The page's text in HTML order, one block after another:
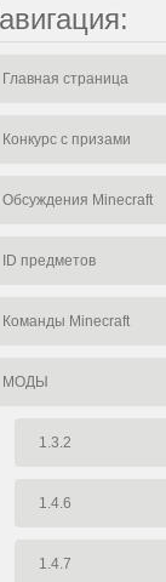
Главная страница
Конкурс с призами
Обсуждения Minecraft
ID предметов
Команды Minecraft
МОДЫ
1.3.2
1.4.6
1.4.7